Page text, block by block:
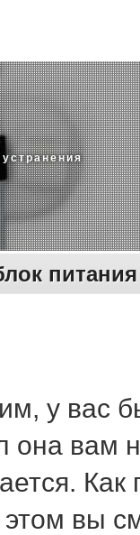
у вас
она вам
Как
этом вы